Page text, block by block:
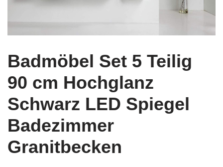
Badmöbel Set 5 Teilig
90 cm Hochglanz
Schwarz LED Spiegel
Badezimmer
Granitbecken